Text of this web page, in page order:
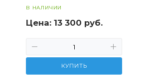
В НАЛИЧИИ
Цена: 13 300 руб.
КУПИТЬ